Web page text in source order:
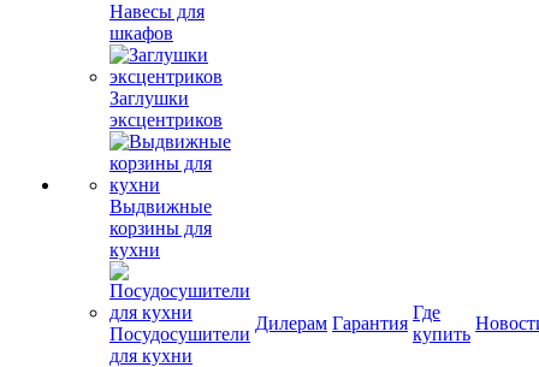
Навесы для
шкафов
Заглушки
эксцентриков
Выдвижные
корзины для
кухни
Посудосушители
для кухни
Дилерам Гарантия
Где
купить